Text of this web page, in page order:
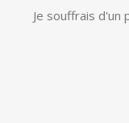
Je souffrais d'un